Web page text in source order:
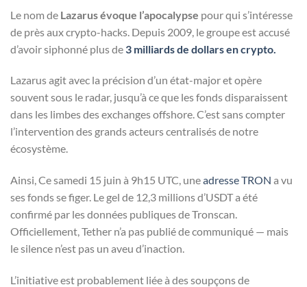
Le nom de Lazarus évoque l’apocalypse pour qui s’intéresse
de près aux crypto-hacks. Depuis 2009, le groupe est accusé
d’avoir siphonné plus de 3 milliards de dollars en crypto.
Lazarus agit avec la précision d’un état-major et opère
souvent sous le radar, jusqu’à ce que les fonds disparaissent
dans les limbes des exchanges offshore. C’est sans compter
l’intervention des grands acteurs centralisés de notre
écosystème.
Ainsi, Ce samedi 15 juin à 9h15 UTC, uneadresse TRON a vu
ses fonds se figer. Le gel de 12,3 millions d’USDT a été
confirmé par les données publiques de Tronscan.
Officiellement, Tether n’a pas publié de communiqué — mais
le silence n’est pas un aveu d’inaction.
L’initiative est probablement liée à des soupçons de